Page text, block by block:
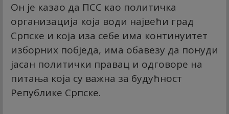
Он је казао да ПСС као политичка
организација која води највећи град
Српске и која иза себе има континуитет
изборних побједа, има обавезу да понуди
јасан политички правац и одговоре на
питања која су важна за будућност
Републике Српске.